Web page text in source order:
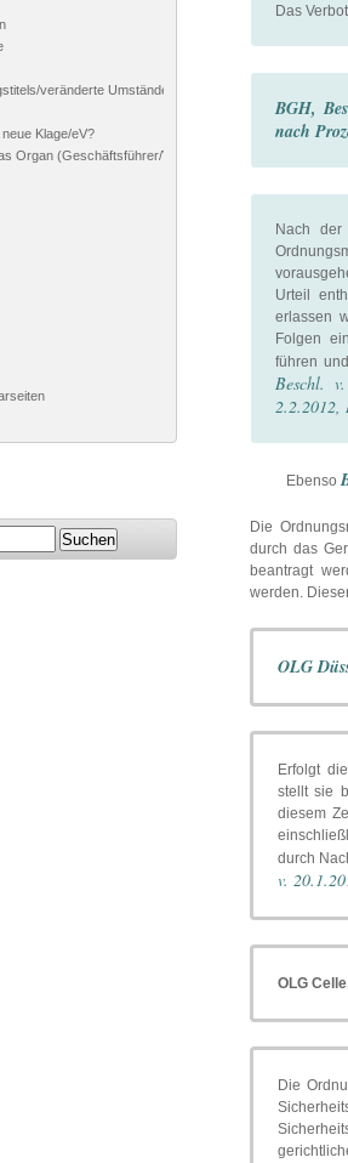
veränderte Umstände
Klage/eV?
Organ (Geschäftsführer/Vorstand)
Das
BGH,
nach
Nach
Urteil
erlassen
Folgen
führen
Beschl.
2.2.2012,
Ebenso
Die
durch das
beantragt
werden.
OLG
Erfolgt
stellt sie
diesem
durch
v.
OLG
Die